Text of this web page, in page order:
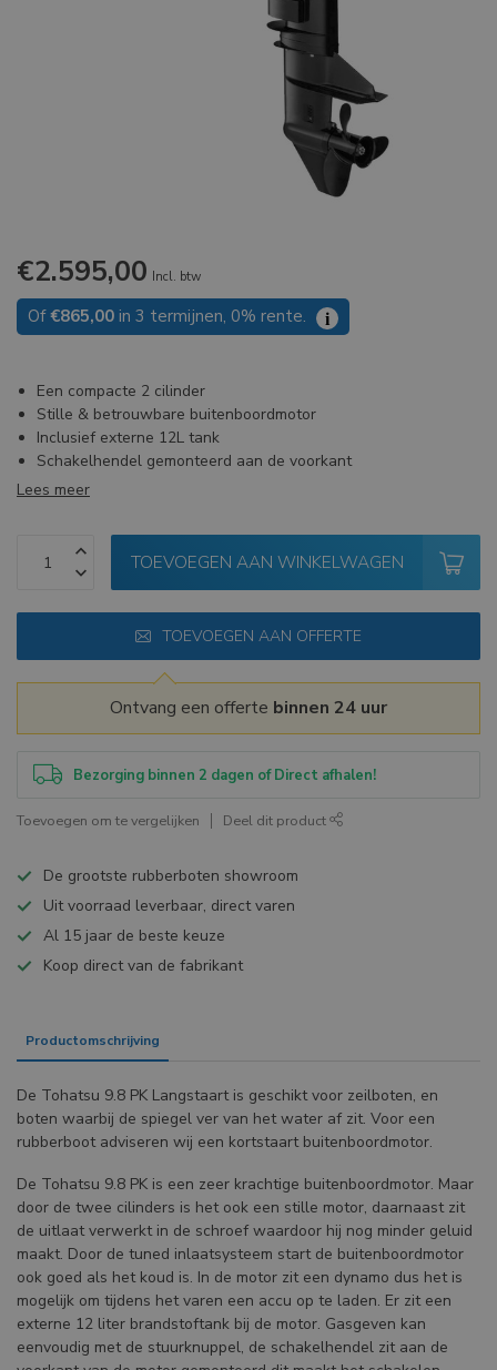
€2.595,00 Incl. btw
Of€865,00 in 3 termijnen, 0% rente. i
Een compacte 2 cilinder
Stille & betrouwbare buitenboordmotor
Inclusief externe 12L tank
Schakelhendel gemonteerd aan de voorkant
Lees meer
TOEVOEGEN AAN WINKELWAGEN
TOEVOEGEN AAN OFFERTE
Ontvang een offerte binnen 24 uur
Bezorging binnen 2 dagen of Direct afhalen!
Toevoegen om te vergelijken Deel dit product
De grootste rubberboten showroom
Uit voorraad leverbaar, direct varen
Al 15 jaar de beste keuze
Koop direct van de fabrikant
Productomschrijving
De Tohatsu 9.8 PK Langstaart is geschikt voor zeilboten, en
boten waarbij de spiegel ver van het water af zit. Voor een
rubberboot adviseren wij een kortstaart buitenboordmotor.
De Tohatsu 9.8 PK is een zeer krachtige buitenboordmotor. Maar
door de twee cilinders is het ook een stille motor, daarnaast zit
de uitlaat verwerkt in de schroef waardoor hij nog minder geluid
maakt. Door de tuned inlaatsysteem start de buitenboordmotor
ook goed als het koud is. In de motor zit een dynamo dus het is
mogelijk om tijdens het varen een accu op te laden. Er zit een
externe 12 liter brandstoftank bij de motor. Gasgeven kan
eenvoudig met de stuurknuppel, de schakelhendel zit aan de